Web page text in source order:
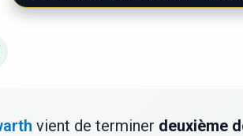
vient de terminer deuxième